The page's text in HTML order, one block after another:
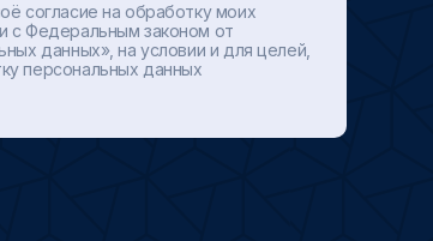
согласие на обработку моих
с Федеральным законом от
данных», на условии и для целей,
персональных данных